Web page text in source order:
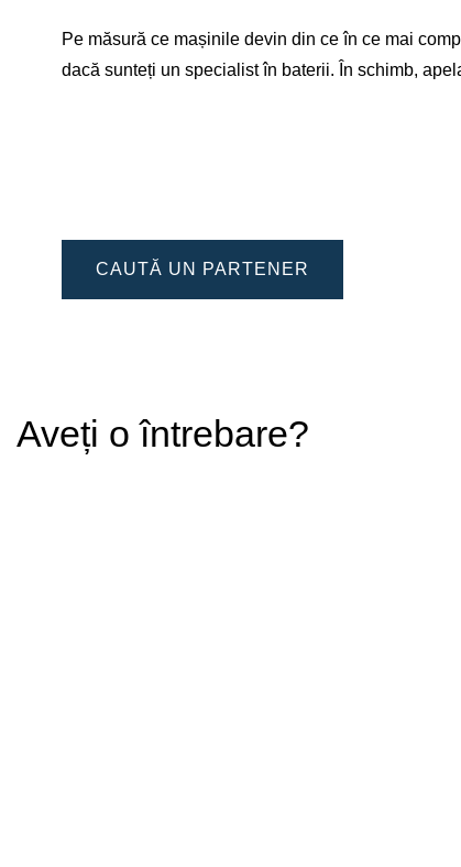
Pe măsură ce mașinile devin din ce în ce mai
dacă sunteți un specialist în baterii. În schimb,
CAUTĂ UN PARTENER
Aveți o întrebare?